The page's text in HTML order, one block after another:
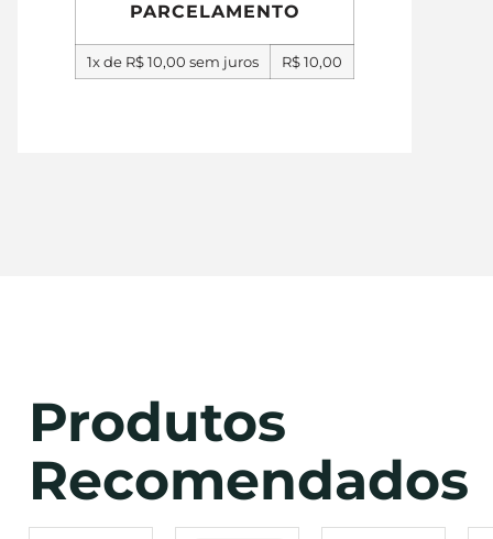
PARCELAMENTO
1x de R$10,00 sem juros R$10,00
Produtos
Recomendados